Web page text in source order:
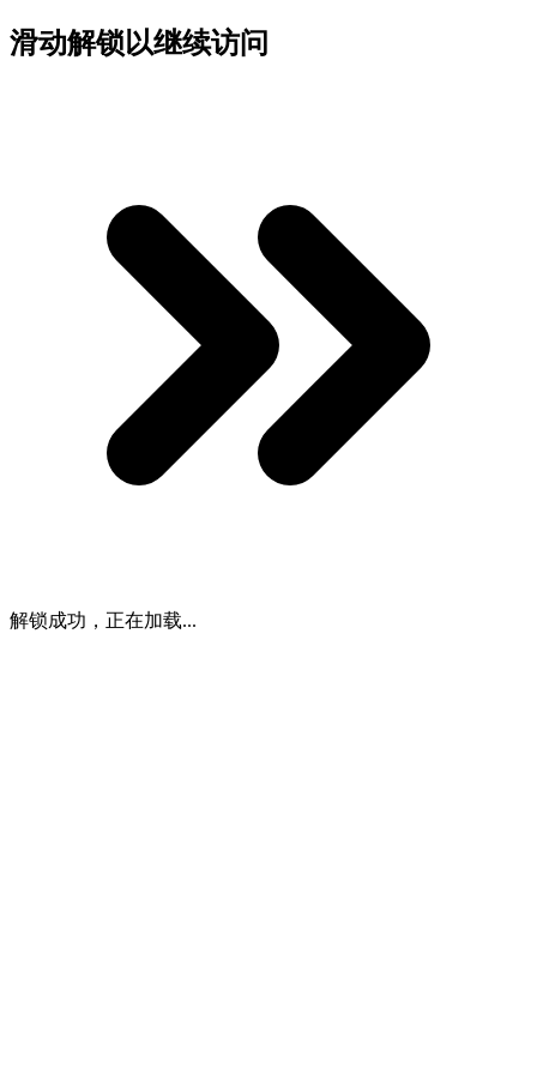
滑动解锁以继续访问
解锁成功，正在加载...